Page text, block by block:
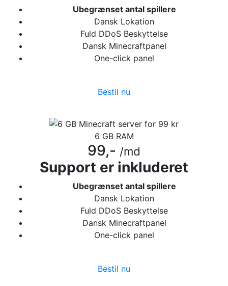
Ubegrænset antal spillere
Dansk Lokation
Fuld DDoS Beskyttelse
Dansk Minecraftpanel
One-click panel
Bestil nu
6 GB RAM
99,- /md
Support er inkluderet
Ubegrænset antal spillere
Dansk Lokation
Fuld DDoS Beskyttelse
Dansk Minecraftpanel
One-click panel
Bestil nu